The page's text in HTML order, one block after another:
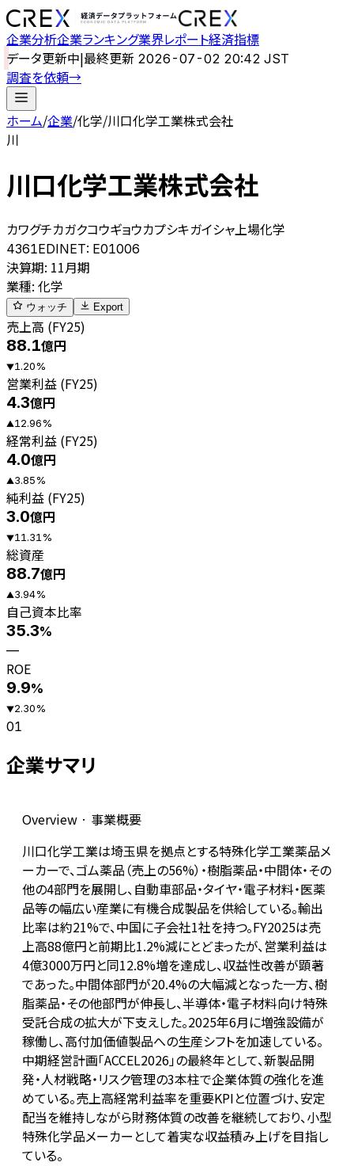
企業分析企業ランキング業界レポート経済指標
データ更新中|最終更新 2026-07-02 20:42 JST
調査を依頼→
ホーム/企業/化学/川口化学工業株式会社
川
川口化学工業株式会社
カワグチカガクコウギョウカプシキガイシャ 上場化学
4361EDINET: E01006
決算期: 11月期
業種: 化学
ウォッチ Export
売上高 (FY25)
88.1億円
▼1.20%
営業利益 (FY25)
4.3億円
▲12.96%
経常利益 (FY25)
4.0億円
▲3.85%
純利益 (FY25)
3.0億円
▼11.31 %
総資産
88.7億円
▲3.94%
自己資本比率
35.3%
—
ROE
9.9%
▼2.30%
01
企業サマリ
Overview · 事業概要
川口化学工業は埼玉県を拠点とする特殊化学工業薬品メ
ーカーで、ゴム薬品（売上の56%）・樹脂薬品・中間体・その
他の4部門を展開し、自動車部品・タイヤ・電子材料・医薬
品等の幅広い産業に有機合成製品を供給している。輸出
比率は約21%で、中国に子会社1社を持つ。FY2025は売
上高88億円と前期比1.2%減にとどまったが、営業利益は
4億3000万円と同12.8%増を達成し、収益性改善が顕著
であった。中間体部門が20.4%の大幅減となった一方、樹
脂薬品・その他部門が伸長し、半導体・電子材料向け特殊
受託合成の拡大が下支えした。2025年6月に増強設備が
稼働し、高付加価値製品への生産シフトを加速している。
中期経営計画「ACCEL2026」の最終年として、新製品開
発・人材戦略・リスク管理の3本柱で企業体質の強化を進
めている。売上高経常利益率を重要KPIと位置づけ、安定
配当を維持しながら財務体質の改善を継続しており、小型
特殊化学品メーカーとして着実な収益積み上げを目指し
ている。